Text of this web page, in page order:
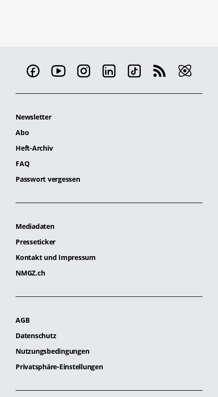
Newsletter
Abo
Heft-Archiv
FAQ
Passwort vergessen
Mediadaten
Presseticker
Kontakt und Impressum
NMGZ.ch
AGB
Datenschutz
Nutzungsbedingungen
Privatsphäre-Einstellungen